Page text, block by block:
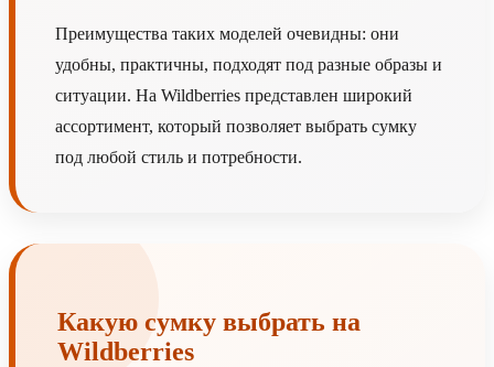
Преимущества таких моделей очевидны: они
удобны, практичны, подходят под разные образы и
ситуации. На Wildberries представлен широкий
ассортимент, который позволяет выбрать сумку
под любой стиль и потребности.
Какую сумку выбрать на
Wildberries